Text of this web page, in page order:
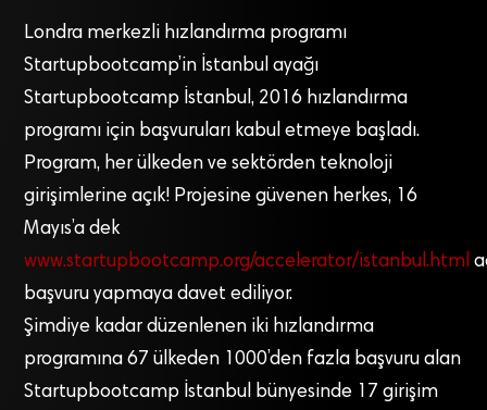
Londra merkezli hızlandırma programı
Startupbootcamp’in İstanbul ayağı
Startupbootcamp İstanbul, 2016 hızlandırma
programı için başvuruları kabul etmeye başladı.
Program, her ülkeden ve sektörden teknoloji
girişimlerine açık! Projesine güvenen herkes, 16
Mayıs’a dek
www.startupbootcamp.org/accelerator/istanbul.html
başvuru yapmaya davet ediliyor.
Şimdiye kadar düzenlenen iki hızlandırma
programına 67 ülkeden 1000’den fazla başvuru alan
Startupbootcamp İstanbul bünyesinde 17 girişim